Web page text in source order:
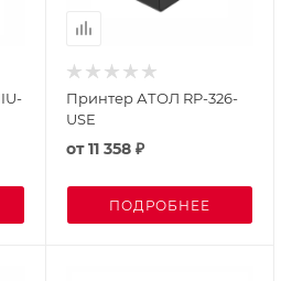
Принтер АТОЛ RP-326-
USE
от11 358 ₽
ПОДРОБНЕЕ